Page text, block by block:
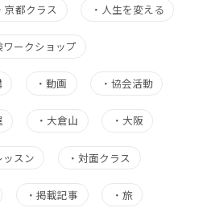
京都クラス ・ 人生を変える
ワークショップ
・動画 ・ 協会活動
・ 大倉山 ・ 大阪
ッスン ・対面クラス
・掲載記事 ・ 旅